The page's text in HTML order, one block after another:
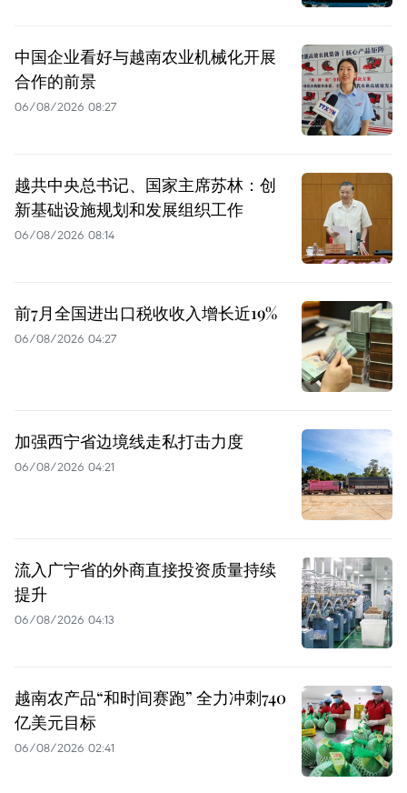
中国企业看好与越南农业机械化开展
合作的前景
06/08/2026 08:27
越共中央总书记、国家主席苏林：创
新基础设施规划和发展组织工作
06/08/2026 08:14
前7月全国进出口税收收入增长近19%
06/08/2026 04:27
加强西宁省边境线走私打击力度
06/08/2026 04:21
流入广宁省的外商直接投资质量持续
提升
06/08/2026 04:13
越南农产品“和时间赛跑” 全力冲刺740
亿美元目标
06/08/2026 02:41